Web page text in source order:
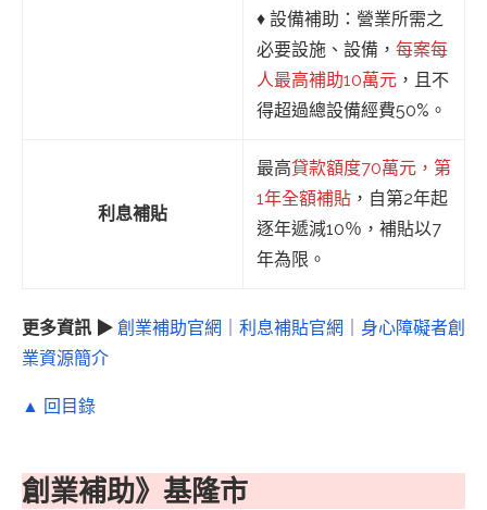
♦︎ 設備補助：營業所需之
必要設施、設備， 每案每
人最高補助10萬元 ，且不
得超過總設備經費50%。
利息補貼
最高貸款額度70萬元，第
1年全額補貼 ，自第2年起
逐年遞減10％，補貼以7
年為限。
更多資訊 ▶ 創業補助官網 利息補貼官網
身心障礙者創
業資源簡介
▲ 回目錄
創業補助》基隆市